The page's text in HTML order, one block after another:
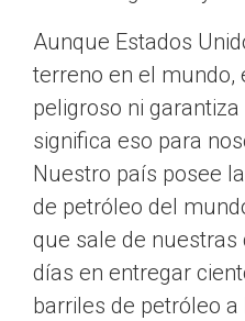
Aunque Estados
terreno en el mundo,
peligroso ni
significa eso para
Nuestro país posee
de petróleo del
que sale de nuestras
días en entregar
barriles de petróleo a